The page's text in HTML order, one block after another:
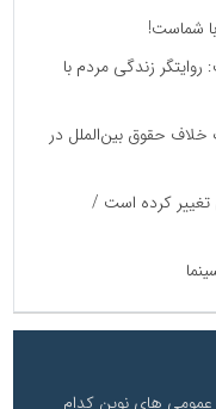
شماست!
زندگی مردم با
خلاف حقوق بین‌الملل در
کرده است /
عمومی های نوین کدام